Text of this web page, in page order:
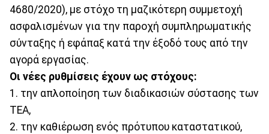
4680/2020), με στόχο τη μαζικότερη συμμετοχή
ασφαλισμένων για την παροχή συμπληρωματικής
σύνταξης ή εφάπαξ κατά την έξοδό τους από την
αγορά εργασίας.
Οι νέες ρυθμίσεις έχουν ως στόχους:
1. την απλοποίηση των διαδικασιών σύστασης των
ΤΕΑ,
2. την καθιέρωση ενός πρότυπου καταστατικού,